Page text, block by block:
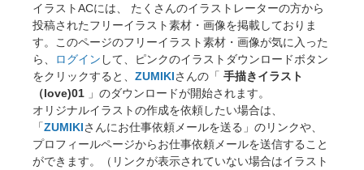
イラストACには、 たくさんのイラストレーターの方から
投稿されたフリーイラスト素材・画像を掲載しておりま
す。このページのフリーイラスト素材・画像が気に入った
ら、
ログイン して、ピンクのイラストダウンロードボタン
をクリックすると、 ZUMIKIさんの「 手描きイラスト
（love)01 」のダウンロードが開始されます。
オリジナルイラストの作成を依頼したい場合は、
「ZUMIKIさんにお仕事依頼メールを送る」のリンクや、
プロフィールページからお仕事依頼メールを送信すること
ができます。（リンクが表示されていない場合はイラスト